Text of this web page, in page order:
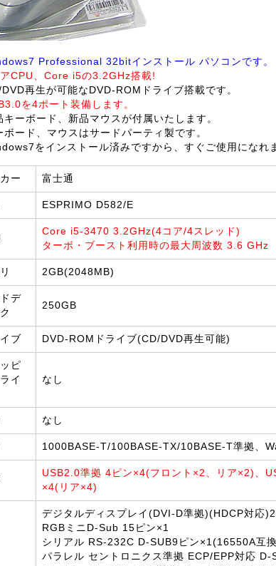
Professional 32bitインストール パソコンです。
CPU、Core i5の3.2GHz搭載!
再生が可能なDVD-ROMドライブ搭載です。
を4ポート装備します。
ーボード、新品マウスが付属いたします。
ード、マウスはサードパーティ製です。
をインストール済みですから、すぐご使用になれ
ー 富士通
ESPRIMO D582/E
Core i5-3470 3.2GHz(4コア/4スレッド)
ターボ・ブースト利用時の最大周波数 3.6 GHz
2GB(2048MB)
デ
250GB
ブ DVD-ROMドライブ(CD/DVD再生可能)
ピ
イ
なし
なし
1000BASE-T/100BASE-TX/10BASE-T準拠、
USB2.0準拠 4ピン×4(フロント×2、リア×2)、
×4(リア×4)
デジタルディスプレイ(DVI-D準拠)(HDCP対応
RGBミニD-Sub 15ピン×1
シリアル RS-232C D-SUB9ピン×1(16550A互
パラレル セントロニクス準拠 ECP/EPP対応 D-